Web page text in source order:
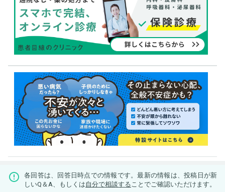
各回答は、回答日時点での情報です。最新の情報は、投稿日が新
しいQ＆A、もしくは自分で相談する ことでご確認いただけます。